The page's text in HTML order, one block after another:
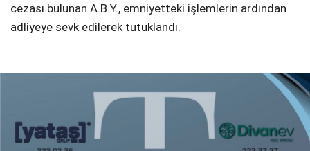
cezası bulunan A.B.Y., emniyetteki işlemlerin ardından
adliyeye sevk edilerek tutuklandı.